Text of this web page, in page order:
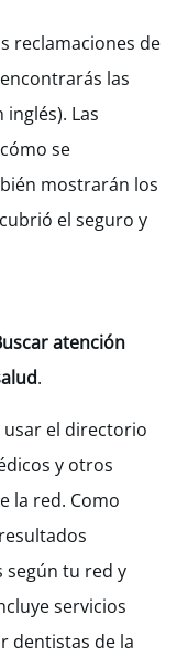
reclamaciones de
las
inglés). Las
se
mostrarán los
el seguro y
atención
.
usar el directorio
y otros
la red. Como
según tu red y
servicios
dentistas de la